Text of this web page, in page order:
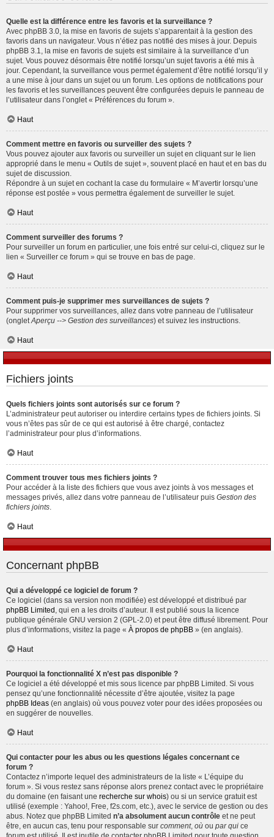
Quelle est la différence entre les favoris et la surveillance ?
Avec phpBB 3.0, la mise en favoris de sujets s’apparentait à la gestion des
favoris dans un navigateur. Vous n’étiez pas notifié des mises à jour. Depuis
phpBB 3.1, la mise en favoris de sujets est similaire à la surveillance d’un
sujet. Vous pouvez désormais être notifié lorsqu’un sujet favoris a été mis à
jour. Cependant, la surveillance vous permet également d’être notifié lorsqu’il y
a une mise à jour dans un sujet ou un forum. Les options de notifications pour
les favoris et les surveillances peuvent être configurées depuis le panneau de
l’utilisateur dans l’onglet « Préférences du forum ».
Haut
Comment mettre en favoris ou surveiller des sujets ?
Vous pouvez ajouter aux favoris ou surveiller un sujet en cliquant sur le lien
approprié dans le menu « Outils de sujet », souvent placé en haut et en bas du
sujet de discussion.
Répondre à un sujet en cochant la case du formulaire « M’avertir lorsqu’une
réponse est postée » vous permettra également de surveiller le sujet.
Haut
Comment surveiller des forums ?
Pour surveiller un forum en particulier, une fois entré sur celui-ci, cliquez sur le
lien « Surveiller ce forum » qui se trouve en bas de page.
Haut
Comment puis-je supprimer mes surveillances de sujets ?
Pour supprimer vos surveillances, allez dans votre panneau de l’utilisateur
(onglet Aperçu --> Gestion des surveillances) et suivez les instructions.
Haut
Fichiers joints
Quels fichiers joints sont autorisés sur ce forum ?
L’administrateur peut autoriser ou interdire certains types de fichiers joints. Si
vous n’êtes pas sûr de ce qui est autorisé à être chargé, contactez
l’administrateur pour plus d’informations.
Haut
Comment trouver tous mes fichiers joints ?
Pour accéder à la liste des fichiers que vous avez joints à vos messages et
messages privés, allez dans votre panneau de l’utilisateur puis Gestion des
fichiers joints
Haut
Concernant phpBB
Qui a développé ce logiciel de forum ?
Ce logiciel (dans sa version non modifiée) est développé et distribué par
phpBB Limited , qui en a les droits d’auteur. Il est publié sous la licence
publique générale GNU version 2 (GPL-2.0) et peut être diffusé librement. Pour
plus d’informations, visitez la page « À propos de phpBB » (en anglais).
Haut
Pourquoi la fonctionnalité X n’est pas disponible ?
Ce logiciel a été développé et mis sous licence par phpBB Limited. Si vous
pensez qu’une fonctionnalité nécessite d’être ajoutée, visitez la page
phpBB Ideas (en anglais) où vous pouvez voter pour des idées proposées ou
en suggérer de nouvelles.
Haut
Qui contacter pour les abus ou les questions légales concernant ce
forum ?
Contactez n’importe lequel des administrateurs de la liste « L’équipe du
forum ». Si vous restez sans réponse alors prenez contact avec le propriétaire
du domaine (en faisant une recherche sur whois) ou si un service gratuit est
utilisé (exemple : Yahoo!, Free, f2s.com, etc.), avec le service de gestion ou des
abus. Notez que phpBB Limited n’a absolument aucun contrôle et ne peut
être, en aucun cas, tenu pour responsable sur comment, où ou par qui ce